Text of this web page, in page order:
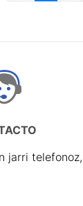
jarri